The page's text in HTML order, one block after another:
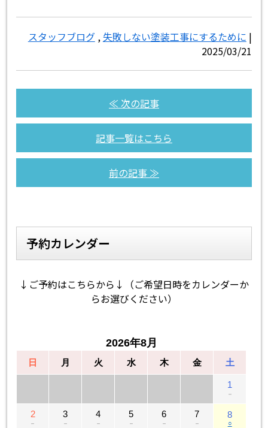
スタッフブログ,失敗しない塗装工事にするために |
2025/03/21
≪ 次の記事
記事一覧はこちら
前の記事 ≫
予約カレンダー
↓ご予約はこちらから↓（ご希望日時をカレンダーか
らお選びください）
2026年8月
日 月 火 水 木 金 土
1
－
2
－
3
－
4
－
5
－
6
－
7
－
8
○